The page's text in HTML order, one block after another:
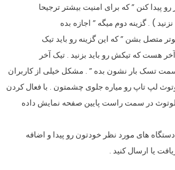
پیدا کنن ” که برای امنیت بیشتر ترجیحا
) . گزینه دوم میگه ” اجازه بده
متصل بشن ” که این گزینه رو باید تیک
آخر هست که تیکش رو باید بزنید . تیک آخر
تسک بار نشون بده ” . مشکل خیلی از کاربران
لپ تاپ رو میاره جلوی چشمتون . با فعال کردن
در سمت راست پایین صفحه نمایش داده
های مورد نظر خودتون رو پیدا و اضافه
یا ارسال کنید .